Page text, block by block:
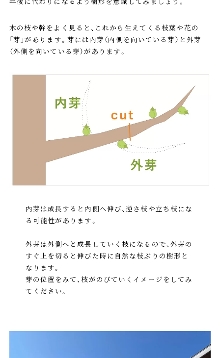
木の枝や幹をよく見ると、これから生えてくる枝葉や花の
「芽」があります。芽には内芽（内側を向いている芽）と外芽
（外側を向いている芽）があります。
内芽は成長すると内側へ伸び、逆さ枝や立ち枝にな
る可能性があります。
外芽は外側へと成長していく枝になるので、外芽の
すぐ上を切ると伸びた時に自然な枝ぶりの樹形と
なります。
芽の位置をみて、枝がのびていくイメージをしてみ
てください。